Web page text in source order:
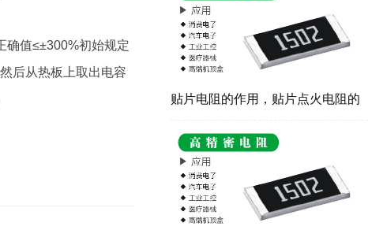
值≤±300%初始规定
后从热板上取出电容
贴片电阻的作用，贴片点火电阻的
特点介绍